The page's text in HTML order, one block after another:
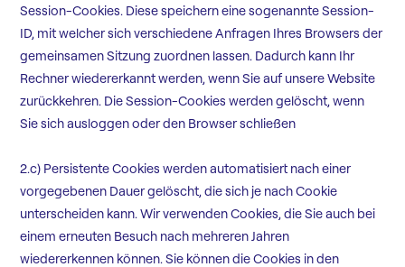
Session-Cookies. Diese speichern eine sogenannte Session-
ID, mit welcher sich verschiedene Anfragen Ihres Browsers der
gemeinsamen Sitzung zuordnen lassen. Dadurch kann Ihr
Rechner wiedererkannt werden, wenn Sie auf unsere Website
zurückkehren. Die Session-Cookies werden gelöscht, wenn
Sie sich ausloggen oder den Browser schließen
2.c) Persistente Cookies werden automatisiert nach einer
vorgegebenen Dauer gelöscht, die sich je nach Cookie
unterscheiden kann. Wir verwenden Cookies, die Sie auch bei
einem erneuten Besuch nach mehreren Jahren
wiedererkennen können. Sie können die Cookies in den